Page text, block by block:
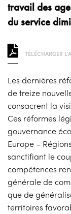
travail des
du service
TÉLÉCHARGER
Les dernières
de treize
consacrent la
Ces réformes
gouvernance
Europe –
sanctifiant le
compétences
générale de
que de
territoires